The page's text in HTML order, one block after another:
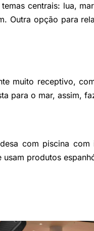
centrais: lua,
Outra opção para
muito receptivo,
para o mar, assim,
com piscina
produtos